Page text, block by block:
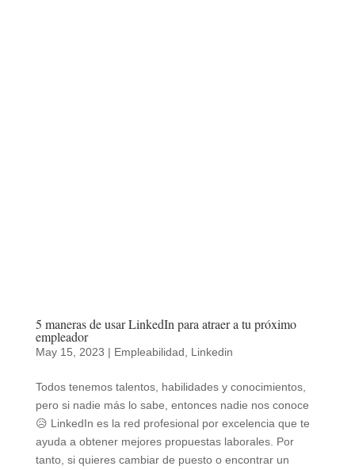
5 maneras de usar LinkedIn para atraer a tu próximo
empleador
May 15, 2023 | Empleabilidad Linkedin
Todos tenemos talentos, habilidades y conocimientos,
pero si nadie más lo sabe, entonces nadie nos conoce
😥 LinkedIn es la red profesional por excelencia que te
ayuda a obtener mejores propuestas laborales. Por
tanto, si quieres cambiar de puesto o encontrar un